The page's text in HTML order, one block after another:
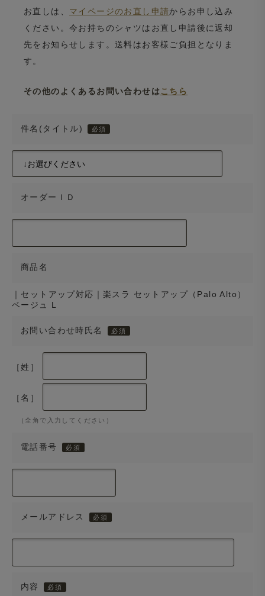
お直しは、 マイページのお直し申請からお申し込み
ください。今お持ちのシャツはお直し申請後に返却
先をお知らせします。送料はお客様ご負担となりま
す。
その他のよくあるお問い合わせは こちら
件名(タイトル)
オーダーＩＤ
商品名
｜セットアップ対応｜楽スラ セットアップ（Palo Alto）
ベージュ L
お問い合わせ時氏名
［姓］
［名］
（全角で入力してください）
電話番号
メールアドレス
内容